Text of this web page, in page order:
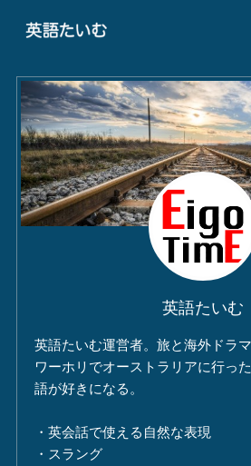
英語たいむ
英語たいむ運営者。旅と海外ドラマ
ワーホリでオーストラリアに行っ
語が好きになる。
・英会話で使える自然な表現
・スラング